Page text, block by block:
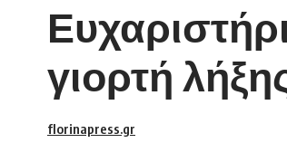
γιορτή
florinapress.gr